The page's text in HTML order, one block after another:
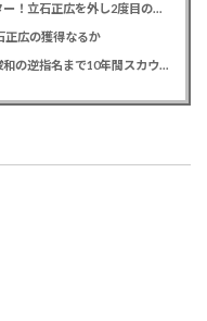
カープドラ1平川蓮！187cmのスイッチヒッター！立石正広を外し2度目の重複も新井監督がクジを引き当てる！【ドラフト会議2025】
正広の獲得なるか
緒方孝市カープドラ3指名で青学出禁！澤﨑俊和の逆指名まで10年間スカウト出禁